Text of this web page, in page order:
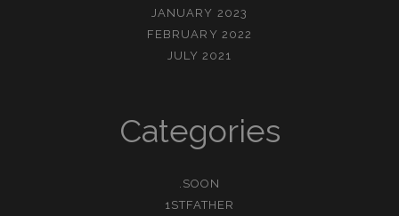
JANUARY 2023
FEBRUARY 2022
JULY 2021
Categories
.SOON
1STFATHER